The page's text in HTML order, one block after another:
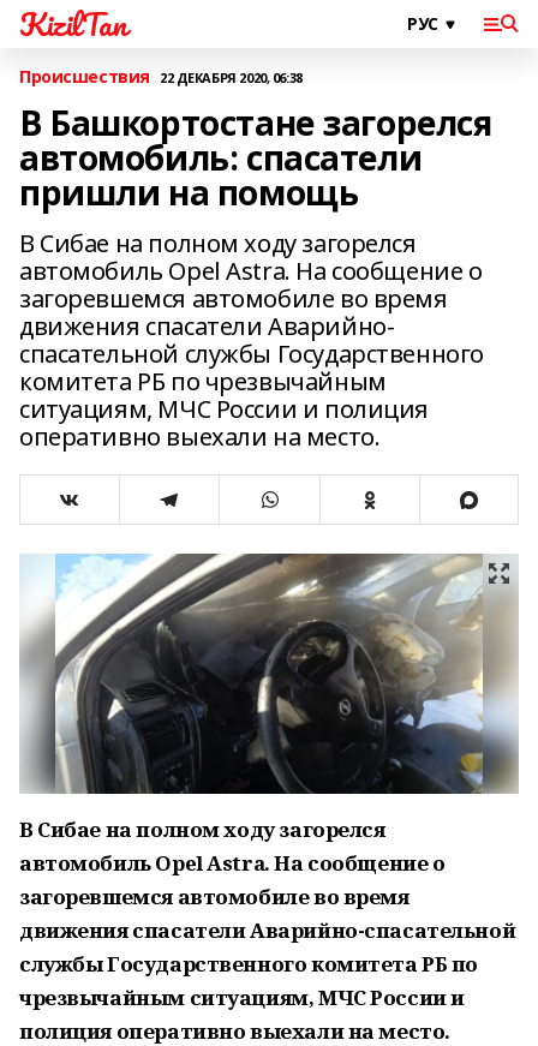
KizilTan
Происшествия 22 ДЕКАБРЯ 2020, 06:38
В Башкортостане загорелся
автомобиль: спасатели
пришли на помощь
В Сибае на полном ходу загорелся
автомобиль Opel Astra. На сообщение о
загоревшемся автомобиле во время
движения спасатели Аварийно-
спасательной службы Государственного
комитета РБ по чрезвычайным
ситуациям, МЧС России и полиция
оперативно выехали на место.
В Сибае на полном ходу загорелся
автомобиль Opel Astra. На сообщение о
загоревшемся автомобиле во время
движения спасатели Аварийно-спасательной
службы Государственного комитета РБ по
чрезвычайным ситуациям, МЧС России и
полиция оперативно выехали на место.